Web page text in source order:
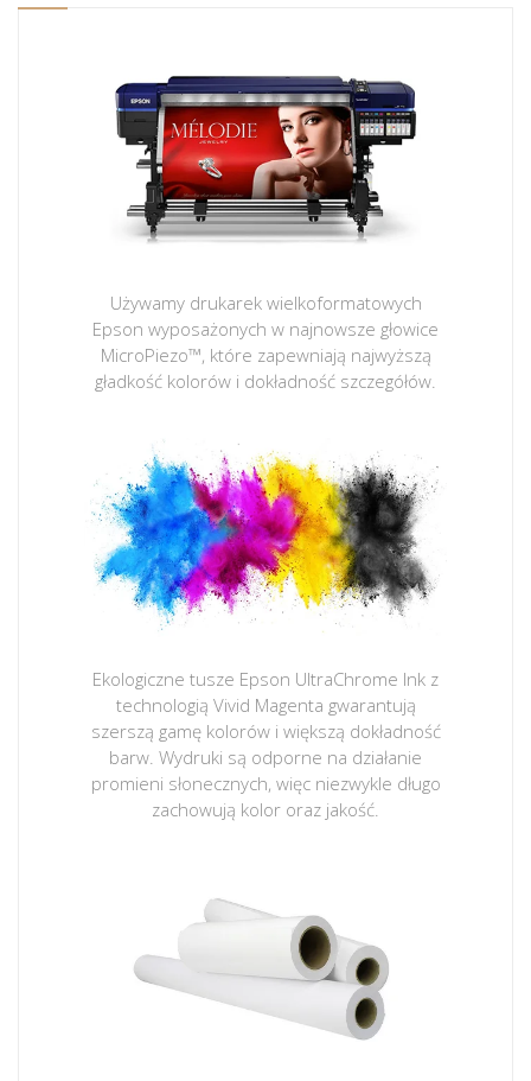
Używamy drukarek wielkoformatowych
Epson wyposażonych w najnowsze głowice
MicroPiezo™, które zapewniają najwyższą
gładkość kolorów i dokładność szczegółów.
Ekologiczne tusze Epson UltraChrome Ink z
technologią Vivid Magenta gwarantują
szerszą gamę kolorów i większą dokładność
barw. Wydruki są odporne na działanie
promieni słonecznych, więc niezwykle długo
zachowują kolor oraz jakość.